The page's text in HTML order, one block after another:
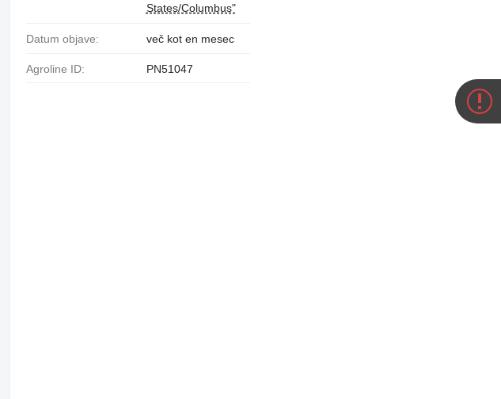
States/Columbus"
Datum objave: več kot en mesec
Agroline ID: PN51047